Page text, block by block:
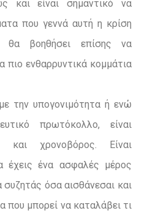
και είναι σημαντικό να
που γεννά αυτή η κρίση
βοηθήσει επίσης να
πιο ενθαρρυντικά κομμάτια
την υπογονιμότητα ή ενώ
πρωτόκολλο, είναι
και χρονοβόρος. Είναι
έχεις ένα ασφαλές μέρος
όσα αισθάνεσαι και
που μπορεί να καταλάβει τι